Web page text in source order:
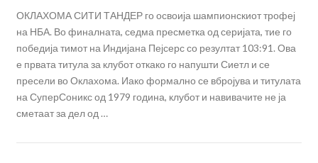
ОКЛАХОМА СИТИ ТАНДЕР го освоија шампионскиот трофеј
на НБА. Во финалната, седма пресметка од серијата, тие го
победија тимот на Индијана Пејсерс со резултат 103:91. Ова
е првата титула за клубот откако го напушти Сиетл и се
пресели во Оклахома. Иако формално се вбројува и титулата
на СуперСоникс од 1979 година, клубот и навивачите не ја
сметаат за дел од …